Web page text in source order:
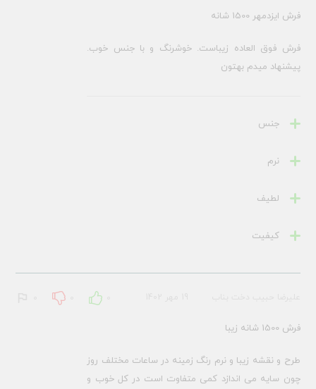
فرش ایزدمهر 1500 شانه
فرش فوق العاده زیباست. خوشرنگ و با جنس خوب.
پیشنهاد میدم بهتون
جنس
نرم
لطیف
کیفیت
فرش 1500 شانه زیبا
طرح و نقشه زیبا و نرم رنگ زمینه در ساعات مختلف روز
چون سایه می اندازد کمی متفاوت است در کل خوب و